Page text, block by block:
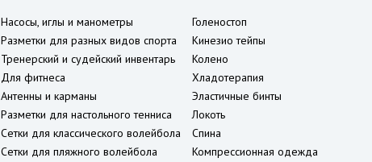
Насосы, иглы и манометры
Разметки для разных видов спорта
Тренерский и судейский инвентарь
Для фитнеса
Антенны и карманы
Разметки для настольного тенниса
Сетки для классического волейбола
Сетки для пляжного волейбола
Голеностоп
Кинезио тейпы
Колено
Хладотерапия
Эластичные бинты
Локоть
Спина
Компрессионная одежда